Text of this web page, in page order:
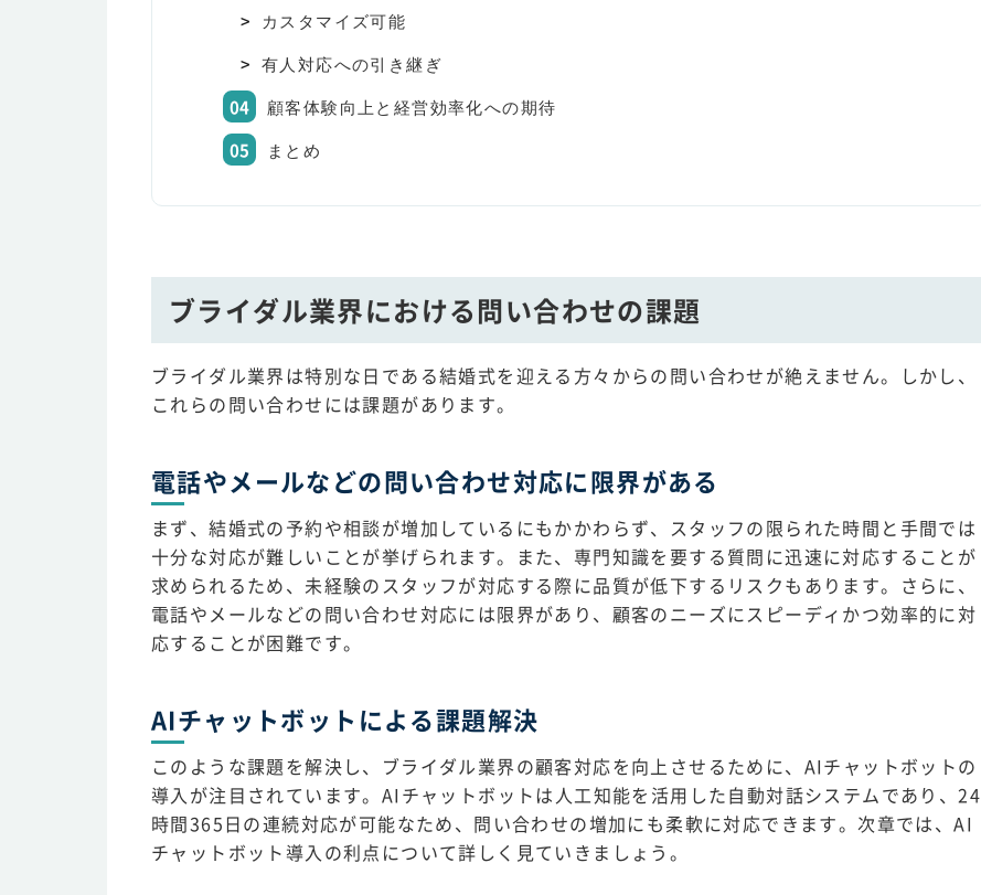
カスタマイズ可能
有人対応への引き継ぎ
顧客体験向上と経営効率化への期待
まとめ
ブライダル業界における問い合わせの課題
ブライダル業界は特別な日である結婚式を迎える方々からの問い合わせが絶えません。しかし、
これらの問い合わせには課題があります。
電話やメールなどの問い合わせ対応に限界がある
まず、結婚式の予約や相談が増加しているにもかかわらず、スタッフの限られた時間と手間では
十分な対応が難しいことが挙げられます。また、専門知識を要する質問に迅速に対応することが
求められるため、未経験のスタッフが対応する際に品質が低下するリスクもあります。さらに、
電話やメールなどの問い合わせ対応には限界があり、顧客のニーズにスピーディかつ効率的に対
応することが困難です。
AIチャットボットによる課題解決
このような課題を解決し、ブライダル業界の顧客対応を向上させるために、AIチャットボットの
導入が注目されています。AIチャットボットは人工知能を活用した自動対話システムであり、24
時間365日の連続対応が可能なため、問い合わせの増加にも柔軟に対応できます。次章では、AI
チャットボット導入の利点について詳しく見ていきましょう。